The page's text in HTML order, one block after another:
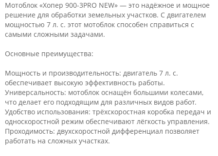
Мотоблок «Хопер 900-3PRO NEW» — это надёжное и мощное
решение для обработки земельных участков. С двигателем
мощностью 7 л. с. этот мотоблок способен справиться с
самыми сложными задачами.
Основные преимущества:
Мощность и производительность: двигатель 7 л. с.
обеспечивает высокую эффективность работы.
Универсальность: мотоблок оснащён большими колесами,
что делает его подходящим для различных видов работ.
Удобство использования: трёхскоростная коробка передач и
односкоростной режим обеспечивают лёгкость управления.
Проходимость: двухскоростной дифференциал позволяет
работать на сложных участках.